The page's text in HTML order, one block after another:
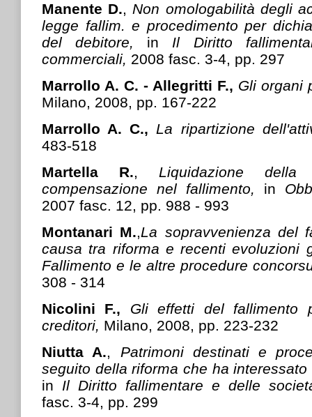
Manente D., Non omologabilità degli
legge fallim. e procedimento per
del debitore, in Il Diritto
commerciali, 2008 fasc. 3-4, pp. 297
Marrollo A. C. - Allegritti F., Gli organi
Milano, 2008, pp. 167-222
Marrollo A. C., La ripartizione
483-518
Martella R., Liquidazione
compensazione nel fallimento, in
2007 fasc. 12, pp. 988 - 993
Montanari M.,La sopravvenienza del
causa tra riforma e recenti evoluzioni
Fallimento e le altre procedure
308 - 314
Nicolini F.,
Gli effetti del
creditori, Milano, 2008, pp. 223-232
Niutta A., Patrimoni destinati e
seguito della riforma che ha
in Il Diritto fallimentare e delle
fasc. 3-4, pp. 299